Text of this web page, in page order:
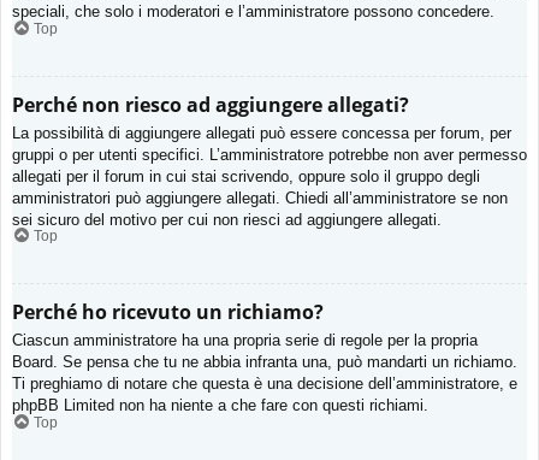
speciali, che solo i moderatori e l’amministratore possono concedere.
Top
Perché non riesco ad aggiungere allegati?
La possibilità di aggiungere allegati può essere concessa per forum, per
gruppi o per utenti specifici. L’amministratore potrebbe non aver permesso
allegati per il forum in cui stai scrivendo, oppure solo il gruppo degli
amministratori può aggiungere allegati. Chiedi all’amministratore se non
sei sicuro del motivo per cui non riesci ad aggiungere allegati.
Top
Perché ho ricevuto un richiamo?
Ciascun amministratore ha una propria serie di regole per la propria
Board. Se pensa che tu ne abbia infranta una, può mandarti un richiamo.
Ti preghiamo di notare che questa è una decisione dell’amministratore, e
phpBB Limited non ha niente a che fare con questi richiami.
Top